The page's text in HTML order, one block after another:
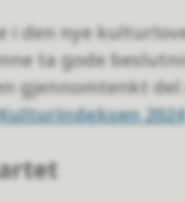
den nye
ta gode
gjennomtenkt
2024